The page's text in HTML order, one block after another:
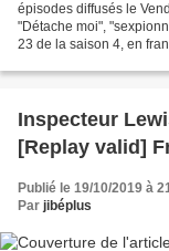
épisodes diffusés le
"Détache moi",
23 de la saison 4, en
Inspecteur
[Replay valid]
Publié le 19/10/2019 à
Par jibéplus